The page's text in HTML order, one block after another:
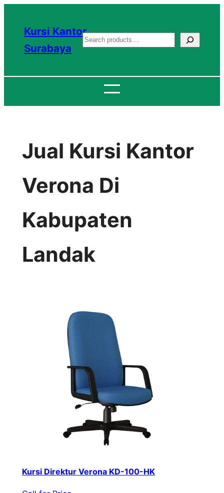
konten
Kursi Kantor
Surabaya
S
a
c
Jual Kursi Kantor
Verona Di
Kabupaten
Landak
Kursi Direktur Verona KD-100-HK